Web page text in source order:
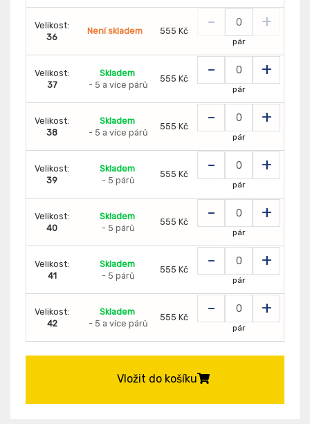
Velikost:
36
Není skladem 555 Kč - +
pár
Velikost:
37
Skladem
- 5 a více párů
555 Kč - +
pár
Velikost:
38
Skladem
- 5 a více párů
555 Kč - +
pár
Velikost:
39
Skladem
- 5 párů
555 Kč - +
pár
Velikost:
40
Skladem
- 5 párů
555 Kč - +
pár
Velikost:
41
Skladem
- 5 párů
555 Kč - +
pár
Velikost:
42
Skladem
- 5 a více párů
555 Kč - +
pár
Vložit do košíku